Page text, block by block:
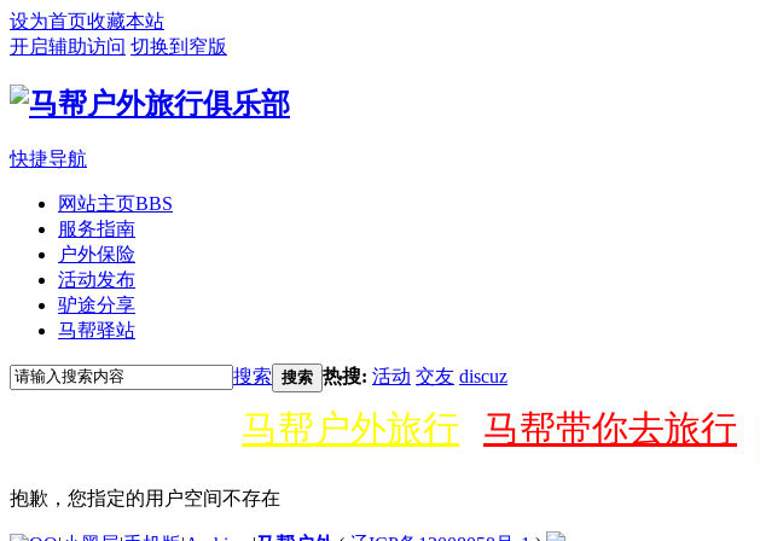
设为首页收藏本站
开启辅助访问 切换到窄版
快捷导航
网站主页BBS
服务指南
户外保险
活动发布
驴途分享
马帮驿站
搜索 搜索 热搜: 活动 交友 discuz
马帮户外旅行 马帮带你去旅行
抱歉，您指定的用户空间不存在